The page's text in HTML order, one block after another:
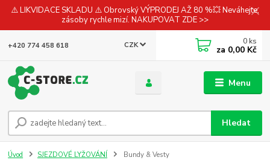
⚠️ LIKVIDACE SKLADU ⚠️ Obrovský VÝPRODEJ AŽ 80 %💥 Neváhejte,
zásoby rychle mizí. NAKUPOVAT ZDE >>
Menu
CZK
Hledat
+420 774 458 618 0 ks
za 0,00 Kč
Úvod SJEZDOVÉ LYŽOVÁNÍ Bundy & Vesty